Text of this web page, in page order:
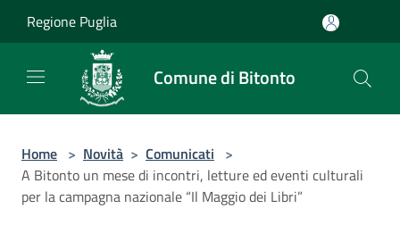
Regione Puglia
Comune di Bitonto
Home > Novità > Comunicati >
A Bitonto un mese di incontri, letture ed eventi culturali
per la campagna nazionale “Il Maggio dei Libri”